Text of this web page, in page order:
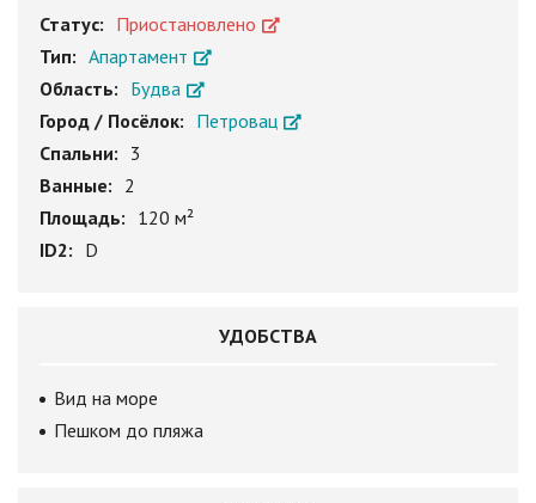
Статус: Приостановлено
Тип: Апартамент
Область: Будва
Город / Посёлок: Петровац
Спальни: 3
Ванные: 2
Площадь: 120 м²
ID2: D
УДОБСТВА
Вид на море
Пешком до пляжа